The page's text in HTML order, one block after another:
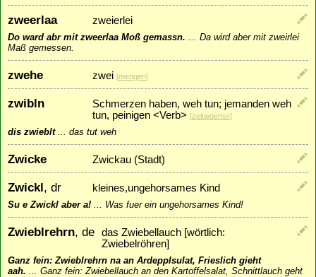
zweerlaa zweierlei
Do ward abr mit zweerlaa Moß gemassn. ... Da wird aber mit zweirlei
Maß gemessen.
zwehe zwei [mengen]
zwibln
Schmerzen haben, weh tun; jemanden weh
tun, peinigen <Verb> [zeitwoerter]
dis zwieblt... das tut weh
Zwicke Zwickau (Stadt)
Zwickl, dr kleines,ungehorsames Kind
Su e Zwickl aber a! ... Was fuer ein ungehorsames Kind!
Zwieblrehrn, de
das Zwiebellauch [wörtlich:
Zwiebelröhren]
Ganz fein: Zwieblrehrn na an Ardepplsulat, Frieslich gieht
aah. ... Ganz fein: Zwiebellauch an den Kartoffelsalat, Schnittlauch geht